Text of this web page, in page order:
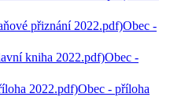
Obec -
Obec -
Obec - příloha